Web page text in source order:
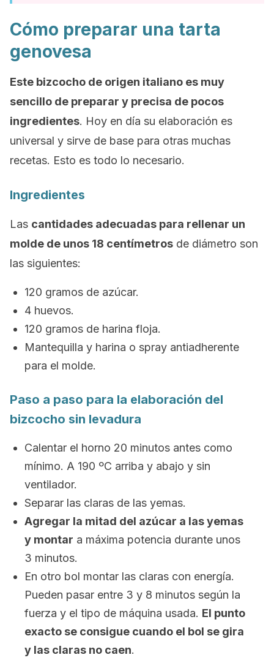
Cómo preparar una tarta
genovesa
Este bizcocho de origen italiano es muy
sencillo de preparar y precisa de pocos
ingredientes. Hoy en día su elaboración es
universal y sirve de base para otras muchas
recetas. Esto es todo lo necesario.
Ingredientes
Las cantidades adecuadas para rellenar un
molde de unos 18 centímetros de diámetro son
las siguientes:
120 gramos de azúcar.
4 huevos.
120 gramos de harina floja.
Mantequilla y harina o spray antiadherente
para el molde.
Paso a paso para la elaboración del
bizcocho sin levadura
Calentar el horno 20 minutos antes como
mínimo. A 190 ºC arriba y abajo y sin
ventilador.
Separar las claras de las yemas.
Agregar la mitad del azúcar a las yemas
y montar a máxima potencia durante unos
3 minutos.
En otro bol montar las claras con energía.
Pueden pasar entre 3 y 8 minutos según la
fuerza y el tipo de máquina usada. El punto
exacto se consigue cuando el bol se gira
y las claras no caen.